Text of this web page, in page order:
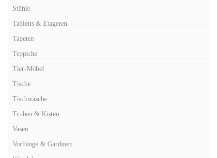
Stühle
Tabletts & Etageren
Tapeten
Teppiche
Tier-Möbel
Tische
Tischwäsche
Truhen & Kisten
Vasen
Vorhänge & Gardinen